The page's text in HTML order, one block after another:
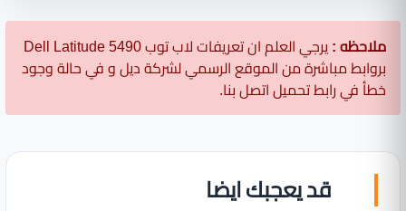
ملاحظه :
يرجي العلم ان تعريفات لاب توب Dell Latitude 5490
بروابط مباشرة من الموقع الرسمي لشركة ديل و في حالة وجود
خطأ في رابط تحميل اتصل بنا.
قد يعجبك ايضا